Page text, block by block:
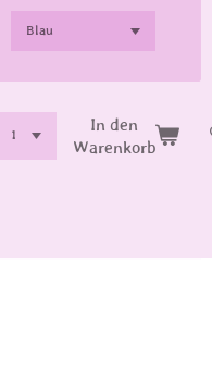
In den
Warenkorb